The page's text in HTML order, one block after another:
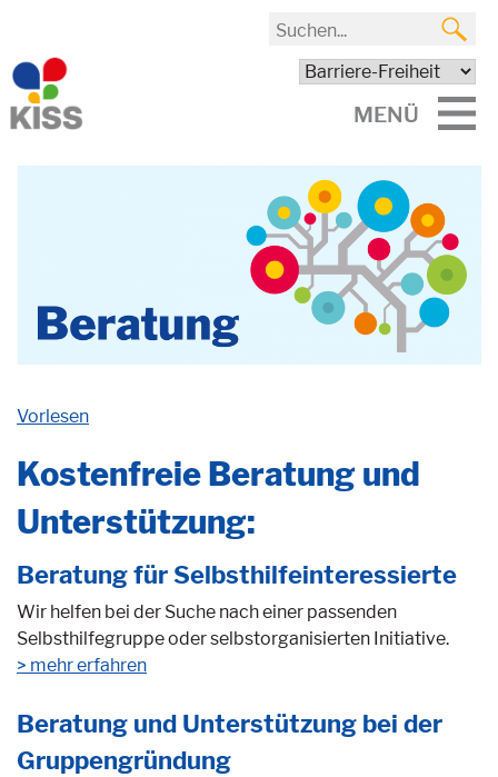
MENÜ
Vorlesen
Kostenfreie Beratung und
Unterstützung:
Beratung für Selbsthilfeinteressierte
Wir helfen bei der Suche nach einer passenden
Selbsthilfegruppe oder selbstorganisierten Initiative.
mehr erfahren
Beratung und Unterstützung bei der
Gruppengründung